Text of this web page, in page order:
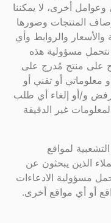
وعوامل أخرى، لا يمكننا
المنتجات وصورها
والأسعار والروابط وأي
نتحمل مسؤولية هذه
على منتج مُدرج على
معلوماتي أو تقني أو
رفض و/أو إلغاء أي طلب
غير الدقيقة
لمواقع
الذين يبحثون عن
مسؤولية الادعاءات
أو أي مواقع أخرى.